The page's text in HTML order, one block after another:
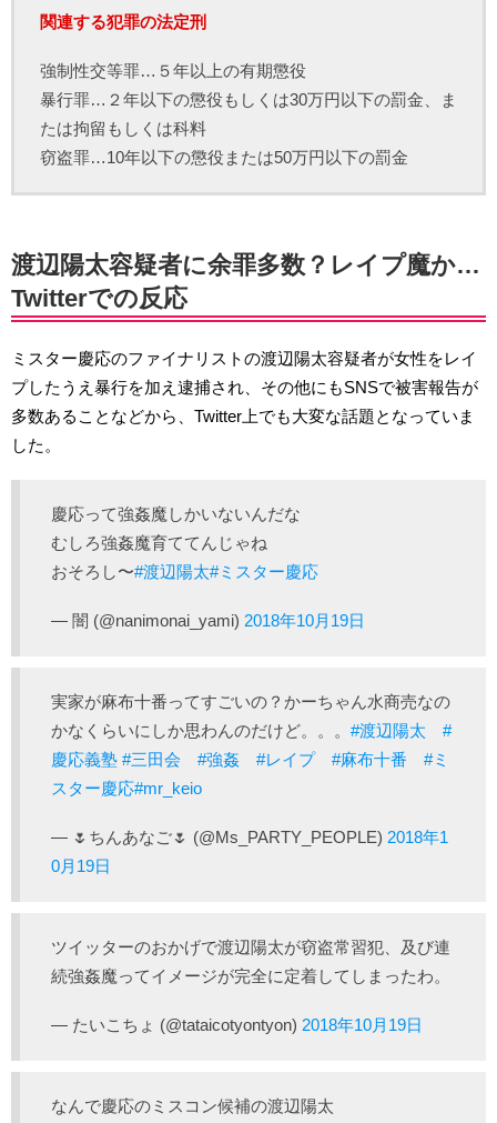
関連する犯罪の法定刑
強制性交等罪…５年以上の有期懲役
暴行罪…２年以下の懲役もしくは30万円以下の罰金、ま
たは拘留もしくは科料
窃盗罪…10年以下の懲役または50万円以下の罰金
渡辺陽太容疑者に余罪多数？レイプ魔か…
Twitterでの反応
ミスター慶応のファイナリストの渡辺陽太容疑者が女性をレイ
プしたうえ暴行を加え逮捕され、その他にもSNSで被害報告が
多数あることなどから、Twitter上でも大変な話題となっていま
した。
慶応って強姦魔しかいないんだな
むしろ強姦魔育ててんじゃね
おそろし〜#渡辺陽太#ミスター慶応
— 闇 (@nanimonai_yami) 2018年10月19日
実家が麻布十番ってすごいの？かーちゃん水商売なの
かなくらいにしか思わんのだけど。。。 #渡辺陽太
#
慶応義塾 #三田会 #強姦 #レイプ #麻布十番
#ミ
スター慶応#mr_keio
— 🌷ちんあなご🌷 (@Ms_PARTY_PEOPLE) 2018年1
0月19日
ツイッターのおかげで渡辺陽太が窃盗常習犯、及び連
続強姦魔ってイメージが完全に定着してしまったわ。
— たいこちょ (@tataicotyontyon) 2018年10月19日
なんで慶応のミスコン候補の渡辺陽太